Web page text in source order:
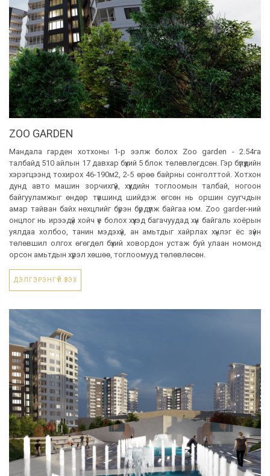
ZOO GARDEN
Мандала гарден хотхоны 1-р ээлж болох Zoo garden - 2.54га
талбайд 510 айлын 17 давхар бүхий 5 блок төлөвлөгдсөн. Гэр бүлүүдийн
хэрэгцээнд тохирох 46-190м2, 2-5 өрөө байрны сонголттой. Хотхон
дунд авто машин зорчихгүй, хүүхдийн тоглоомын талбай, ногоон
байгууламжыг өндөр түвшинд шийдэж өгсөн нь оршин суугчдын
амар тайван байх нөхцлийг бүрэн бүрдүүлж байгаа юм. Zoo garder-ний
онцлог нь ирээдүй хойч үе болох хүүхэд багачуудад хүн байгаль хоёрын
уялдаа холбоо, танин мэдэхүй, ан амьтдыг хайрлах хүнлэг ёс зүйн
төлөвшил олгох өгөгдөл бүхий ховордон устаж буй улаан номонд
орсон амьтдын хүрэл хөшөө, тоглоомууд төлөвлөсөн.
ДЭЛГЭРЭНГҮЙ ҮЗЭХ